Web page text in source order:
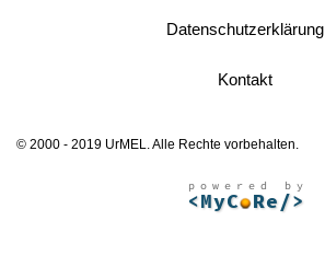
Datenschutzerklärung
Kontakt
© 2000 - 2019 UrMEL. Alle Rechte vorbehalten.